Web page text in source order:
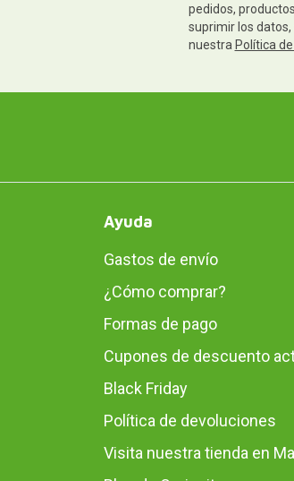
pedidos,
suprimir los
nuestra Política
Ayuda
Gastos de envío
¿Cómo comprar?
Formas de pago
Cupones de descuento
Black Friday
Política de devoluciones
Visita nuestra tienda en